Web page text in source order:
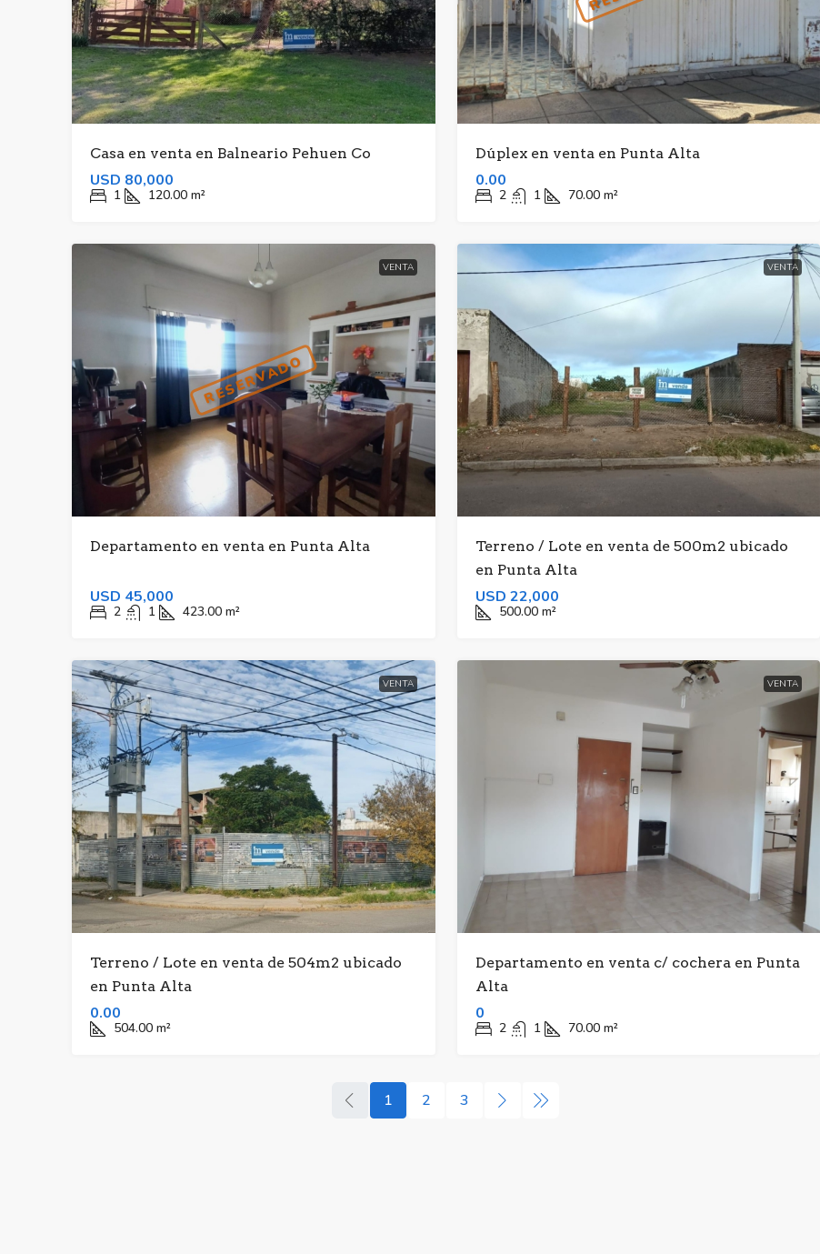
Casa en venta en Balneario Pehuen Co
USD 80,000
1 120.00 m²
Dúplex en venta en Punta Alta
0.00
2 1 70.00 m²
VENTA
RESERVADO
Departamento en venta en Punta Alta
USD 45,000
2 1 423.00 m²
VENTA
Terreno / Lote en venta de 500m2 ubicado
en Punta Alta
USD 22,000
500.00 m²
VENTA
Terreno / Lote en venta de 504m2 ubicado
en Punta Alta
0.00
504.00 m²
VENTA
Departamento en venta c/ cochera en Punta
Alta
0
2 1 70.00 m²
1 2 3